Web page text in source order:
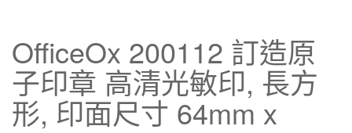
OfficeOx 200112 訂造原
子印章 高清光敏印, 長方
形, 印面尺寸 64mm x